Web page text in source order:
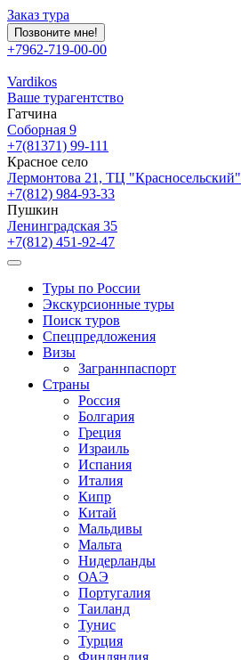
Заказ тура
Позвоните мне!
+7962-719-00-00
Vardikos
Ваше турагентство
Гатчина
Соборная 9
+7(81371) 99-111
Красное село
Лермонтова 21, ТЦ "Красносельский"
+7(812) 984-93-33
Пушкин
Ленинградская 35
+7(812) 451-92-47
Туры по России
Экскурсионные туры
Поиск туров
Спецпредложения
Визы
Заграннпаспорт
Страны
Россия
Болгария
Греция
Израиль
Испания
Италия
Кипр
Китай
Мальдивы
Мальта
Нидерланды
ОАЭ
Португалия
Таиланд
Тунис
Турция
Финляндия